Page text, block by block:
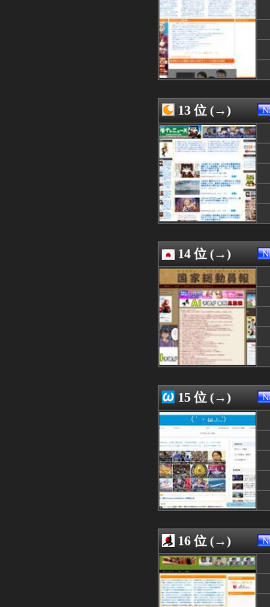
08/06 22:00
08/06 22:00
08/06 22:00
08/06 22:00
08/06 21:50
08/06 21:45
08/06 21:40
08/06 21:39
08/06 21:38
08/06 21:36
08/06 21:35
08/06 21:33
08/06 21:30
08/06 21:30
08/06 21:29
08/06 21:15
08/06 21:10
08/06 21:09
08/06 21:08
08/06 21:07
08/06 21:05
08/06 21:05
08/06 21:04
08/06 21:03
08/06 21:03
08/06 21:00
13 位 (→)
14 位 (→)
15 位 (→)
16 位 (→)